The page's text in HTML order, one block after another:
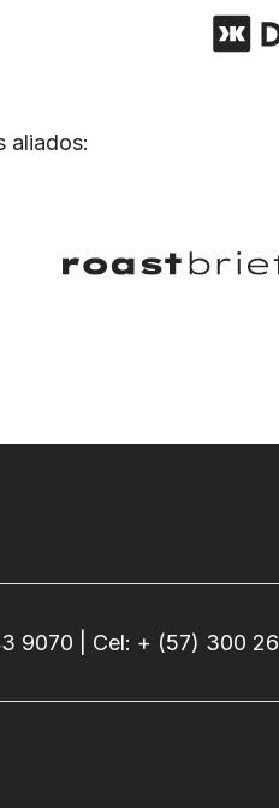
aliados:
9070 | Cel: + (57) 300